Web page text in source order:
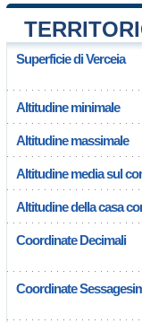
Superficie di Verceia
Altitudine minimale
Altitudine massimale
Altitudine media sul
Altitudine della casa
Coordinate Decimali
Coordinate